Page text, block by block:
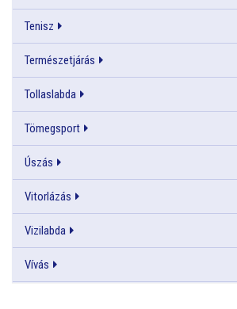
Tenisz
Természetjárás
Tollaslabda
Tömegsport
Úszás
Vitorlázás
Vizilabda
Vívás